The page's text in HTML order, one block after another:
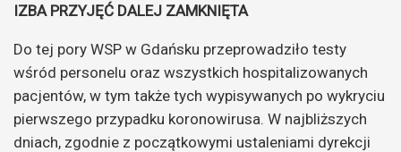
IZBA PRZYJĘĆ DALEJ ZAMKNIĘTA
Do tej pory WSP w Gdańsku przeprowadziło testy
wśród personelu oraz wszystkich hospitalizowanych
pacjentów, w tym także tych wypisywanych po wykryciu
pierwszego przypadku koronowirusa. W najbliższych
dniach, zgodnie z początkowymi ustaleniami dyrekcji